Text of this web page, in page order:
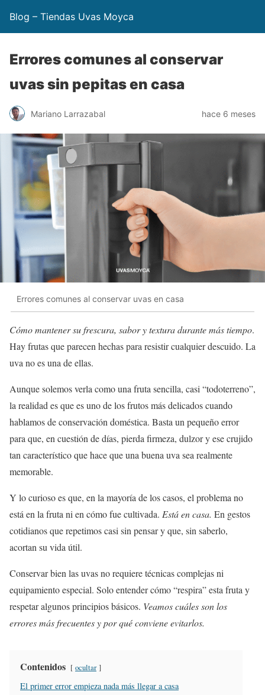
Blog – Tiendas Uvas Moyca
Errores comunes al conservar
uvas sin pepitas en casa
Mariano Larrazabal hace 6 meses
Errores comunes al conservar uvas en casa
Cómo mantener su frescura, sabor y textura durante más tiempo.
Hay frutas que parecen hechas para resistir cualquier descuido. La
uva no es una de ellas.
Aunque solemos verla como una fruta sencilla, casi “todoterreno”,
la realidad es que es uno de los frutos más delicados cuando
hablamos de conservación doméstica. Basta un pequeño error
para que, en cuestión de días, pierda firmeza, dulzor y ese crujido
tan característico que hace que una buena uva sea realmente
memorable.
Y lo curioso es que, en la mayoría de los casos, el problema no
está en la fruta ni en cómo fue cultivada. Está en casa. En gestos
cotidianos que repetimos casi sin pensar y que, sin saberlo,
acortan su vida útil.
Conservar bien las uvas no requiere técnicas complejas ni
equipamiento especial. Solo entender cómo “respira” esta fruta y
respetar algunos principios básicos. Veamos cuáles son los
errores más frecuentes y por qué conviene evitarlos.
Contenidos ocultar
El primer error empieza nada más llegar a casa